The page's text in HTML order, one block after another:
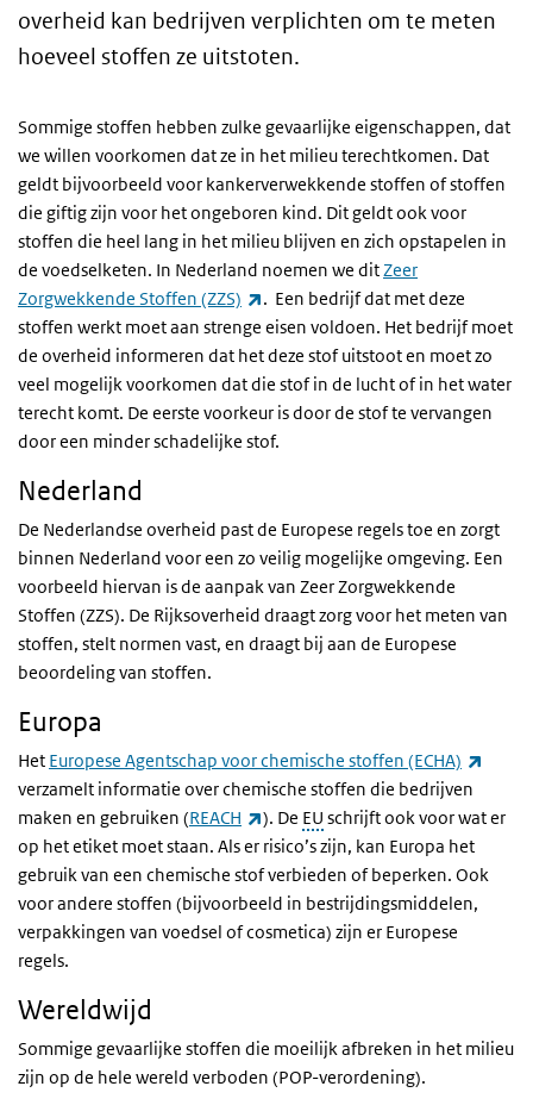
overheid kan bedrijven verplichten om te meten
hoeveel stoffen ze uitstoten.
Sommige stoffen hebben zulke gevaarlijke eigenschappen, dat
we willen voorkomen dat ze in het milieu terechtkomen. Dat
geldt bijvoorbeeld voor kankerverwekkende stoffen of stoffen
die giftig zijn voor het ongeboren kind. Dit geldt ook voor
stoffen die heel lang in het milieu blijven en zich opstapelen in
de voedselketen. In Nederland noemen we ditZeer
Zorgwekkende Stoffen (ZZS)
(externe link)
. Een bedrijf dat met deze
stoffen werkt moet aan strenge eisen voldoen. Het bedrijf moet
de overheid informeren dat het deze stof uitstoot en moet zo
veel mogelijk voorkomen dat die stof in de lucht of in het water
terecht komt. De eerste voorkeur is door de stof te vervangen
door een minder schadelijke stof.
Nederland
De Nederlandse overheid past de Europese regels toe en zorgt
binnen Nederland voor een zo veilig mogelijke omgeving. Een
voorbeeld hiervan is de aanpak van Zeer Zorgwekkende
Stoffen (ZZS). De Rijksoverheid draagt zorg voor het meten van
stoffen, stelt normen vast, en draagt bij aan de Europese
beoordeling van stoffen.
Europa
Het Europese Agentschap voor chemische stoffen (ECHA)
verzamelt informatie over chemische stoffen die bedrijven
maken en gebruiken (REACH (externe link)
). De EU schrijft ook voor wat er
op het etiket moet staan. Als er risico’s zijn, kan Europa het
gebruik van een chemische stof verbieden of beperken. Ook
voor andere stoffen (bijvoorbeeld in bestrijdingsmiddelen,
verpakkingen van voedsel of cosmetica) zijn er Europese
regels.
Wereldwijd
Sommige gevaarlijke stoffen die moeilijk afbreken in het milieu
zijn op de hele wereld verboden (POP-verordening).